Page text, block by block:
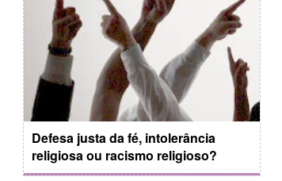
Defesa justa da fé, intolerância
religiosa ou racismo religioso?